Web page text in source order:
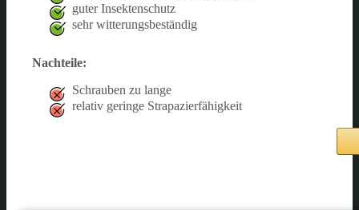
guter Insektenschutz
sehr witterungsbeständig
Nachteile:
Schrauben zu lange
relativ geringe Strapazierfähigkeit